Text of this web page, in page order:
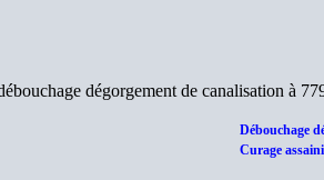
dégorgement de canalisation à
Débouchage
Curage